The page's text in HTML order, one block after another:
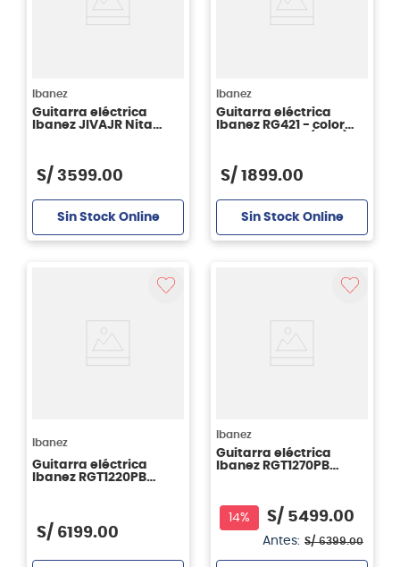
Ibanez
Guitarra eléctrica
Ibanez JIVAJR Nita
S/ 3599.00
Sin Stock Online
Ibanez
Guitarra eléctrica
Ibanez RG421 - color
S/ 1899.00
Sin Stock Online
Ibanez
Guitarra eléctrica
Ibanez RGT1220PB
S/ 6199.00
Ibanez
Guitarra eléctrica
Ibanez RGT1270PB
14% S/ 5499.00
Antes: S/ 6399.00